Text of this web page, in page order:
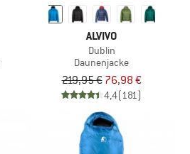
ALVIVO
Dublin
Daunenjacke
219,95 € 76,98 €
4,4(181)